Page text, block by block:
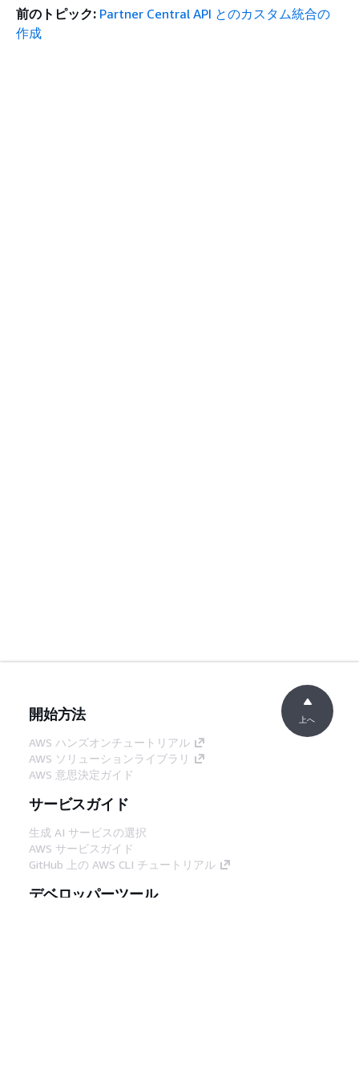
前のトピック: Partner Central API とのカスタム統合の
作成
開始方法
AWS ハンズオンチュートリアル
AWS ソリューションライブラリ
AWS 意思決定ガイド
サービスガイド
生成 AI サービスの選択
AWS サービスガイド
GitHub 上の AWS CLI チュートリアル
デベロッパーツール
上へ